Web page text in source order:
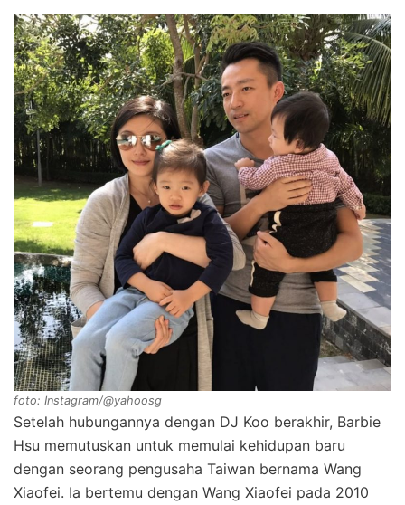
foto: Instagram/@yahoosg
Setelah hubungannya dengan DJ Koo berakhir, Barbie
Hsu memutuskan untuk memulai kehidupan baru
dengan seorang pengusaha Taiwan bernama Wang
Xiaofei. Ia bertemu dengan Wang Xiaofei pada 2010